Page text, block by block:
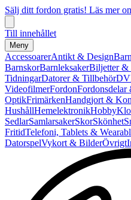
Sälj ditt fordon gratis! Läs mer
Till innehållet
Meny
AccessoarerAntikt & Design
BarnskorBarnleksakerBiljetter &
TidningarDatorer & Tillbehör
VideofilmerFordon
OptikFrimärkenHandgjort &
HushållHemelektronikHobby
SedlarSamlarsakerSkorSkönhet
FritidTelefoni, Tablets &
DatorspelVykort & BilderÖvrigt